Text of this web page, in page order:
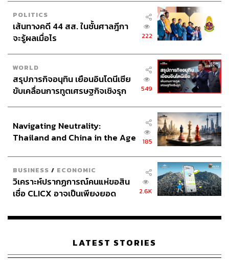
POLITICS
เส้นทางคดี 44 สส. ในชั้นศาลฎีกา
จะรู้ผลเมื่อไร
222
WORLD
สรุปภารกิจอนุทิน เยือนอินโดนีเซีย
ขับเคลื่อนการทูตเศรษฐกิจเชิงรุก
549
Navigating Neutrality:
Thailand and China in the Age
185
BUSINESS / ECONOMIC
วิเคราะห์ปรากฏการณ์คนแห่ขอสิน
เชื่อ CLICX อาจเป็นเพียงยอด
เรือนไทยที่ถูกซุกไว้
2.6K
LATEST STORIES